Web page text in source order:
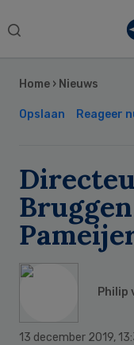
Search
Home › Nieuws
Opslaan Reageer
Philip
13 december 2019,
Sidebar